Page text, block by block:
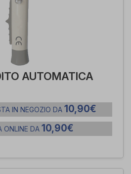
AUTOMATICA
IN NEGOZIO DA 10,90€
ONLINE DA 10,90€